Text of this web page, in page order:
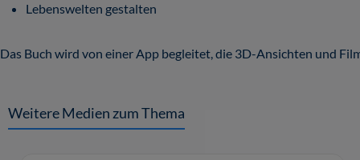
Lebenswelten gestalten
Das Buch wird von einer App begleitet, die 3D-Ansichten und
Weitere Medien zum Thema